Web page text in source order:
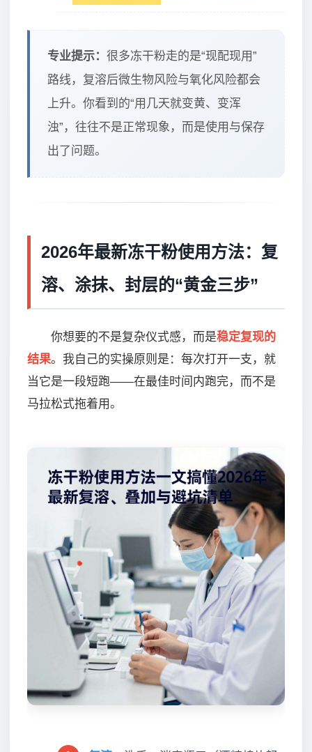
专业提示： 很多冻干粉走的是“现配现用”
路线，复溶后微生物风险与氧化风险都会
上升。你看到的“用几天就变黄、变浑
浊”，往往不是正常现象，而是使用与保存
出了问题。
2026年最新冻干粉使用方法：复
溶、涂抹、封层的“黄金三步”
你想要的不是复杂仪式感，而是稳定复现的
结果。我自己的实操原则是：每次打开一支，就
当它是一段短跑——在最佳时间内跑完，而不是
马拉松式拖着用。